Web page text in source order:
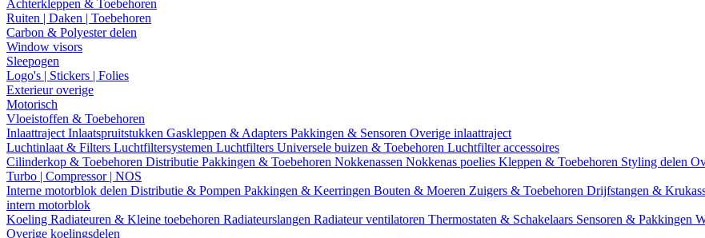
Achterkleppen & Toebehoren
Ruiten | Daken | Toebehoren
Carbon & Polyester delen
Window visors
Sleepogen
Logo's | Stickers | Folies
Exterieur overige
Motorisch
Vloeistoffen & Toebehoren
Inlaattraject Inlaatspruitstukken Gaskleppen & Adapters Pakkingen & Sensoren Overige inlaattraject
Luchtinlaat & Filters Luchtfiltersystemen Luchtfilters Universele buizen & Toebehoren Luchtfilter accessoires
Cilinderkop & Toebehoren Distributie Pakkingen & Toebehoren Nokkenassen Nokkenas poelies Kleppen & Toebehoren Styling delen
Turbo | Compressor | NOS
Interne motorblok delen Distributie & Pompen Pakkingen & Keerringen Bouten & Moeren Zuigers & Toebehoren Drijfstangen &
intern motorblok
Koeling Radiateuren & Kleine toebehoren Radiateurslangen Radiateur ventilatoren Thermostaten & Schakelaars Sensoren & Pakkingen
Overige koelingsdelen